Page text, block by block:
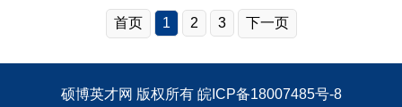
首页 1 2 3 下一页
硕博英才网 版权所有 皖ICP备18007485号-8